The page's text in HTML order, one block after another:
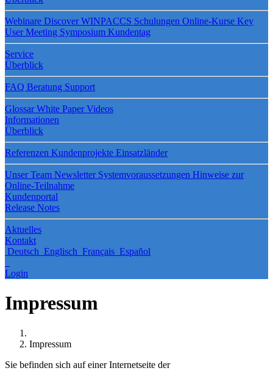
Webinare Discover WINPACCS Schulungen Online-Kurse Key
User Meeting Symposium Kundentag
Service
Überblick
FAQ Beratung Support
GlossarWhite PaperVideos
Informationen
Überblick
Referenzen Kundenprojekte Einsatzländer
Unser Team Newsletter Systemvoraussetzungen Hinweise zur
Online-Teilnahme
Kundenportal
Release Notes
Aktuelles
Kontakt
Deutsch Englisch Français Español
Login
Impressum
Impressum
Sie befinden sich auf einer Internetseite der